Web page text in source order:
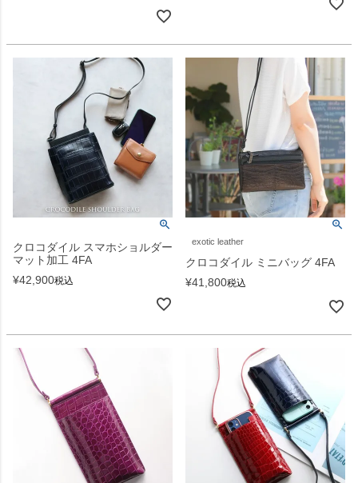
クロコダイル スマホショルダー
マット加工 4FA
¥42,900税込
exotic leather
クロコダイル ミニバッグ 4FA
¥41,800税込